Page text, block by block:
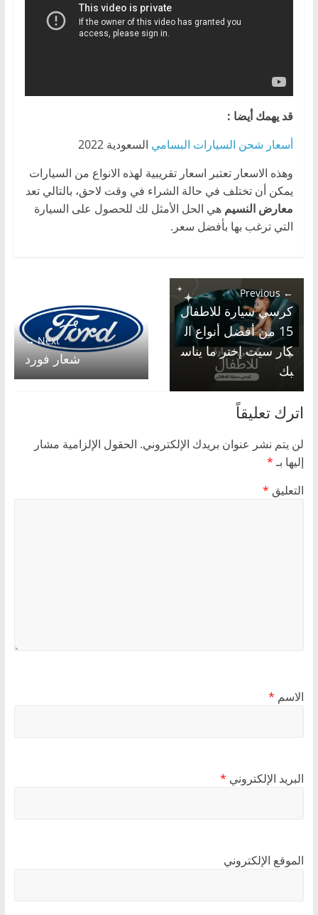
قد يهمك أيضا :
أسعار شحن السيارات البسامي السعودية 2022
وهذه الاسعار تعتبر اسعار تقريبية لهذه الانواع من السيارات
يمكن أن تختلف في حالة الشراء في وقت لاحق، بالتالي تعد
معارض النسيم هي الحل الأمثل لك للحصول على السيارة
التي ترغب بها بأفضل سعر.
← Previous
كرسي سيارة للاطفال
15 من أفضل أنواع ال
كار سيت إختر ما يناس
بك
Next →
شعار فورد
اترك تعليقاً
لن يتم نشر عنوان بريدك الإلكتروني. الحقول الإلزامية مشار
إليها بـ*
التعليق *
الاسم *
البريد الإلكتروني *
الموقع الإلكتروني